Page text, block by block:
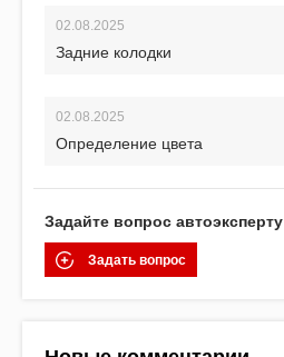
02.08.2025
Задние колодки
02.08.2025
Определение цвета
Задайте вопрос автоэксперту
Задать вопрос